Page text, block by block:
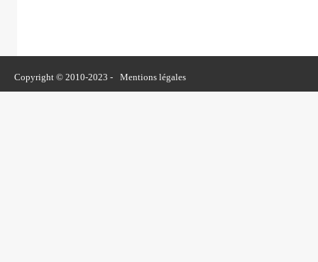
Copyright © 2010-2023 - Mentions légales